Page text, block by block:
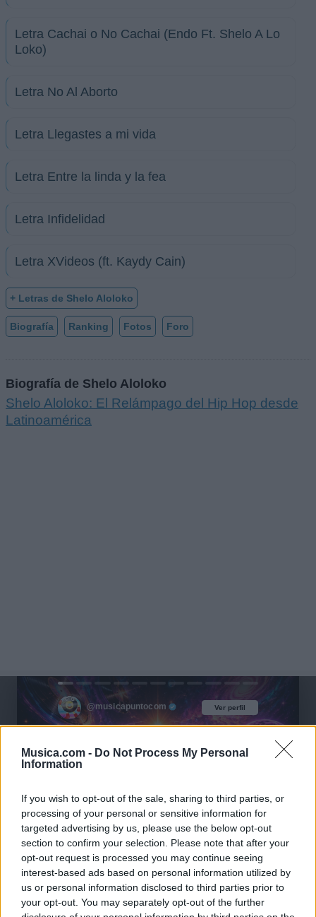
Musica.com - Do Not Process My Personal
Information
If you wish to opt-out of the sale, sharing to third parties, or
processing of your personal or sensitive information for
targeted advertising by us, please use the below opt-out
section to confirm your selection. Please note that after your
opt-out request is processed you may continue seeing
interest-based ads based on personal information utilized by
us or personal information disclosed to third parties prior to
your opt-out. You may separately opt-out of the further
Letra Cachai o No Cachai (Endo Ft. Shelo A Lo
Loko)
Letra No Al Aborto
Letra Llegastes a mi vida
Letra Entre la linda y la fea
Letra Infidelidad
Letra XVideos (ft. Kaydy Cain)
+ Letras de Shelo Aloloko
Biografía Ranking Fotos Foro
Biografía de Shelo Aloloko
Shelo Aloloko: El Relámpago del Hip Hop desde
Latinoamérica
Ver perfil
@musicapuntocom Ver perfil